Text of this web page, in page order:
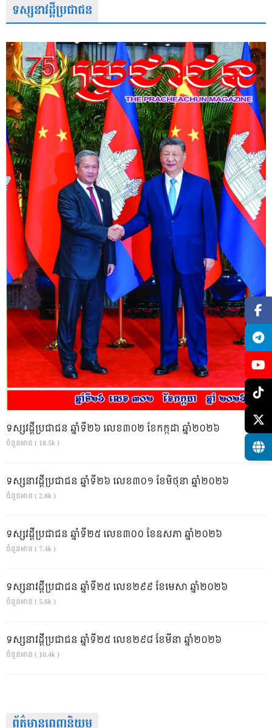
ទស្សនាវដ្តីប្រជាជន
ទស្សវដ្តីប្រជាជន ឆ្នាំទី២៦ លេខ៣០២ ខែកក្កដា ឆ្នាំ២០២៦
ចំនួនអាន ( 18.5k )
ទស្សនាវដ្ដីប្រជាជន ឆ្នាំទី២៦ លេខ៣០១ ខែមិថុនា ឆ្នាំ២០២៦
ចំនួនអាន ( 2.8k )
ទស្សវដ្តីប្រជាជន ឆ្នាំទី២៥ លេខ៣០០ ខែឧសភា ឆ្នាំ២០២៦
ចំនួនអាន ( 7.4k )
ទស្សនាវដ្ដីប្រជាជន ឆ្នាំទី២៥ លេខ២៩៩ ខែមេសា ឆ្នាំ២០២៦
ចំនួនអាន ( 5.6k )
ទស្សនាវដ្ដីប្រជាជន ឆ្នាំទី២៥ លេខ២៩៨ ខែមីនា ឆ្នាំ២០២៦
ចំនួនអាន ( 10.4k )
ព័ត៌មានពេញនិយម